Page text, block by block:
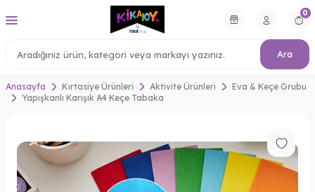
Ara
0
Anasayfa Kırtasiye Ürünleri Aktivite Ürünleri
Eva & Keçe Grubu
Yapışkanlı Karışık A4 Keçe Tabaka